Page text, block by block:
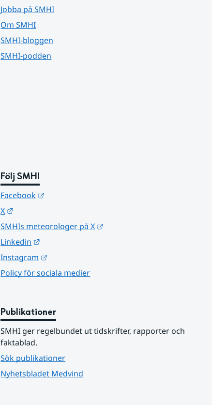
Jobba på SMHI
Om SMHI
SMHI-bloggen
SMHI-podden
Följ SMHI
Facebook
X
SMHIs meteorologer på X
Linkedin
Instagram
Policy för sociala medier
Publikationer
SMHI ger regelbundet ut tidskrifter, rapporter och
faktablad.
Sök publikationer
Nyhetsbladet Medvind